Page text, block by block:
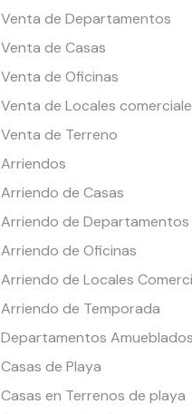
Venta de Departamentos
Venta de Casas
Venta de Oficinas
Venta de Locales
Venta de Terreno
Arriendos
Arriendo de Casas
Arriendo de Departamentos
Arriendo de Oficinas
Arriendo de Locales
Arriendo de Temporada
Departamentos Amueblados
Casas de Playa
Casas en Terrenos de playa